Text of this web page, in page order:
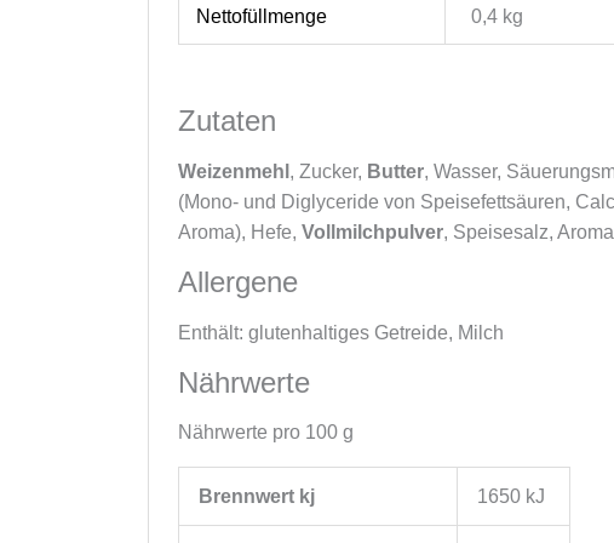
Nettofüllmenge 0,4 kg
Zutaten
Weizenmehl , Zucker, Butter, Wasser,
(Mono- und Diglyceride von Speisefettsäuren,
Aroma), Hefe, Vollmilchpulver, Speisesalz, Aroma
Allergene
Enthält: glutenhaltiges Getreide, Milch
Nährwerte
Nährwerte pro 100 g
Brennwert kj 1650 kJ